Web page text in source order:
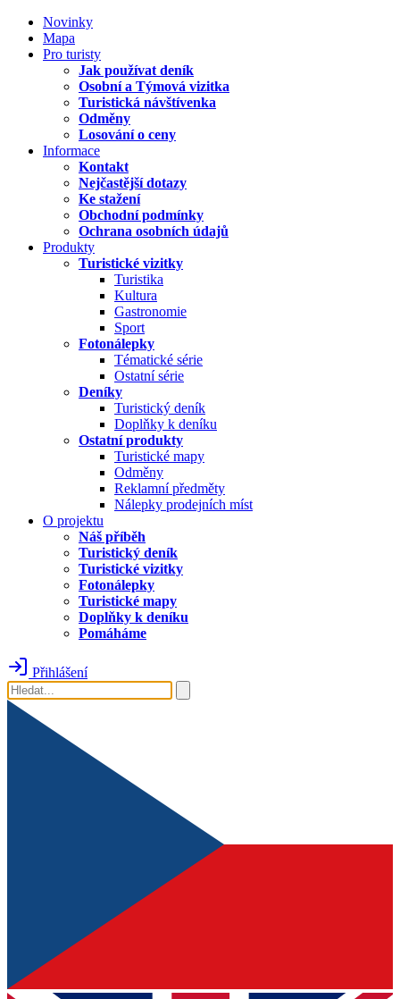
Novinky
Mapa
Pro turisty
Jak používat deník
Osobní a Týmová vizitka
Turistická návštívenka
Odměny
Losování o ceny
Informace
Kontakt
Nejčastější dotazy
Ke stažení
Obchodní podmínky
Ochrana osobních údajů
Produkty
Turistické vizitky
Turistika
Kultura
Gastronomie
Sport
Fotonálepky
Tématické série
Ostatní série
Deníky
Turistický deník
Doplňky k deníku
Ostatní produkty
Turistické mapy
Odměny
Reklamní předměty
Nálepky prodejních míst
O projektu
Náš příběh
Turistický deník
Turistické vizitky
Fotonálepky
Turistické mapy
Doplňky k deníku
Pomáháme
Přihlášení